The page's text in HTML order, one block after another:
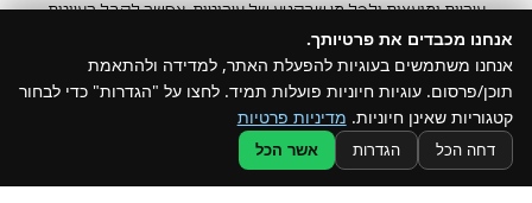
עיריות ומועצות ולכל מי שבקטע של עירוניות. אפשר לקבל רעיונות
@ כל הזכויות שמורות ל –Build
אנחנו מכבדים את פרטיותך.
אנחנו משתמשים בעוגיות להפעלת האתר, למדידה ולהתאמת
תוכן/פרסום. עוגיות חיוניות פועלות תמיד. לחצו על "הגדרות" כדי לבחור
קטגוריות שאינן חיוניות. מדיניות פרטיות
דחה הכל הגדרות אשר הכל